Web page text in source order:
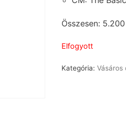
Összesen:
Elfogyott
Kategória: Vásáros